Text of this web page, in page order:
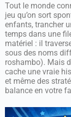
Tout le monde
jeu qu’on sort
enfants, trancher
temps dans une
matériel : il
sous des noms
roshambo). Mais
cache une vraie
et même des
balance en votre